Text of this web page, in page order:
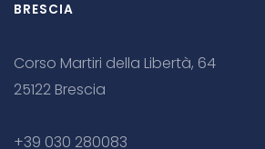
BRESCIA
Corso Martiri della Libertà, 64
25122 Brescia
+39 030 280083